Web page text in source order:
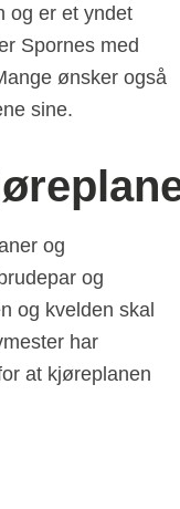
og er et yndet
Spornes med
ønsker også
sine.
og
og
og kvelden skal
har
at kjøreplanen